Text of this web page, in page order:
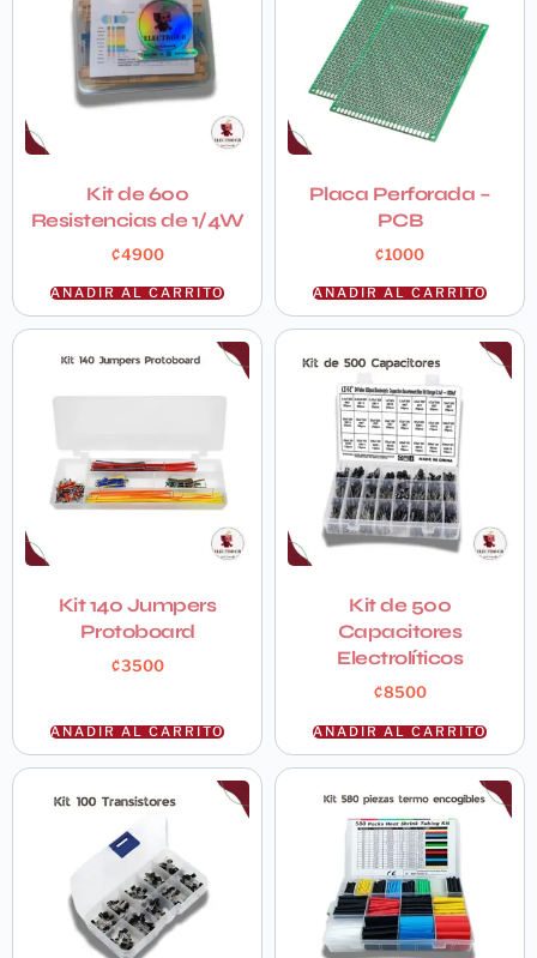
Kit de 600
Resistencias de 1/4W
₡4900
AÑADIR AL CARRITO
Placa Perforada –
PCB
₡1000
AÑADIR AL CARRITO
Kit 140 Jumpers
Protoboard
₡3500
AÑADIR AL CARRITO
Kit de 500
Capacitores
Electrolíticos
₡8500
AÑADIR AL CARRITO